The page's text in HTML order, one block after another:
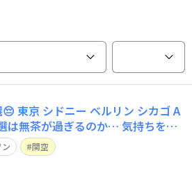
ゴ A
ード！ フライトまで13
がんばる
関空